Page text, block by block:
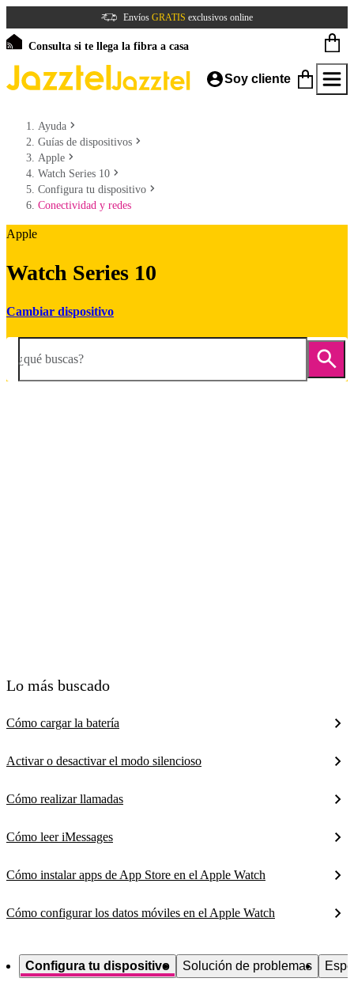
Envíos GRATIS exclusivos online
Consulta si te llega la fibra a casa
Soy cliente
Ayuda
Guías de dispositivos
Apple
Watch Series 10
Configura tu dispositivo
Conectividad y redes
Apple
Watch Series 10
Cambiar dispositivo
¿qué buscas?
Lo más buscado
Cómo cargar la batería
Activar o desactivar el modo silencioso
Cómo realizar llamadas
Cómo leer iMessages
Cómo instalar apps de App Store en el Apple Watch
Cómo configurar los datos móviles en el Apple Watch
Configura tu dispositivo Solución de problemas